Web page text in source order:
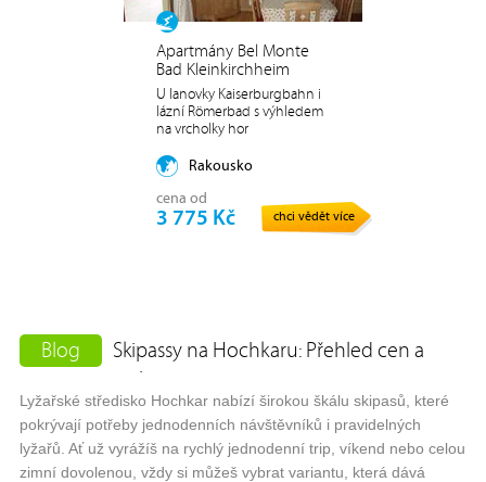
Apartmány Bel Monte
Bad Kleinkirchheim
U lanovky Kaiserburgbahn i
lázní Römerbad s výhledem
na vrcholky hor
Rakousko
cena od
3 775 Kč chci vědět více
Blog
Skipassy na Hochkaru: Přehled cen a
Lyžařské středisko Hochkar nabízí širokou škálu skipasů, které
pokrývají potřeby jednodenních návštěvníků i pravidelných
lyžařů. Ať už vyrážíš na rychlý jednodenní trip, víkend nebo celou
zimní dovolenou, vždy si můžeš vybrat variantu, která dává